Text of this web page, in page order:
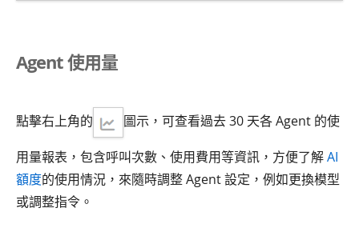
Agent 使用量
點擊右上角的 圖示，可查看過去 30 天各 Agent 的使
用量報表，包含呼叫次數、使用費用等資訊，方便了解AI
額度的使用情況，來隨時調整 Agent 設定，例如更換模型
或調整指令。